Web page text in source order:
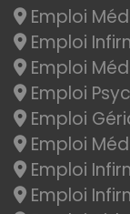
Emploi
Emploi
Emploi
Emploi
Emploi
Emploi
Emploi
Emploi